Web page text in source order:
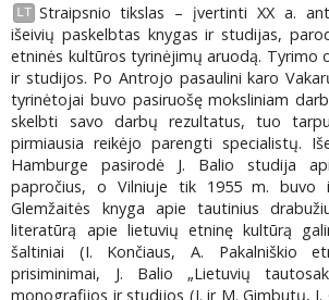
LT Straipsnio tikslas – įvertinti XX a.
išeivių paskelbtas knygas ir studijas,
etninės kultūros tyrinėjimų aruodą. Tyrimo
ir studijos. Po Antrojo pasaulini karo
tyrinėtojai buvo pasiruošę moksliniam
skelbti savo darbų rezultatus, tuo
pirmiausia reikėjo parengti specialistų.
Hamburge pasirodė J. Balio studija
papročius, o Vilniuje tik 1955 m. buvo
Glemžaitės knyga apie tautinius
literatūrą apie lietuvių etninę kultūrą
šaltiniai (I. Končiaus, A. Pakalniškio
prisiminimai, J. Balio „Lietuvių
monografijos ir studijos (J. ir M. Gimbutų, J.